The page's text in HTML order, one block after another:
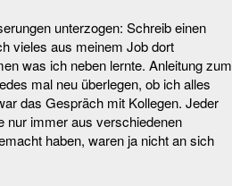
unterzogen: Schreib einen
vieles aus meinem Job dort
was ich neben lernte. Anleitung zum
mal neu überlegen, ob ich alles
das Gespräch mit Kollegen. Jeder
nur immer aus verschiedenen
haben, waren ja nicht an sich